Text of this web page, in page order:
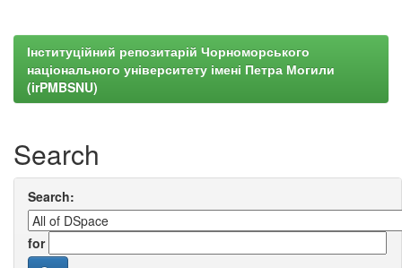
Інституційний репозитарій Чорноморського
національного університету імені Петра Могили
(irPMBSNU)
Search
Search:
for